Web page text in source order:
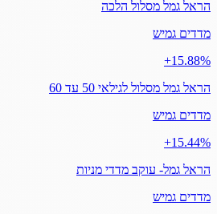
הראל גמל מסלול הלכה
מדדים גמיש
‎+15.88%
הראל גמל מסלול לגילאי 50 עד 60
מדדים גמיש
‎+15.44%
הראל גמל- עוקב מדדי מניות
מדדים גמיש